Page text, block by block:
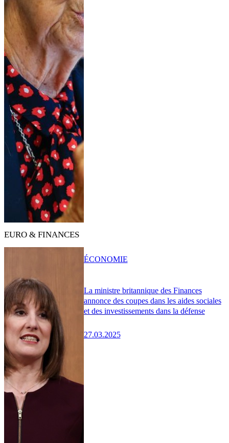
EURO & FINANCES
La ministre britannique des Finances
annonce des coupes dans les aides sociales
et des investissements dans la défense
27.03.2025
ÉCONOMIE